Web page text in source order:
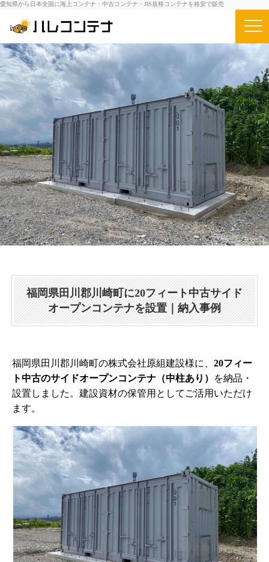
愛知県から日本全国に海上コンテナ・中古コンテナ・JIS規格コンテナを格安で販売
福岡県田川郡川崎町に20フィート中古サイド
オープンコンテナを設置｜納入事例
福岡県田川郡川崎町の株式会社原組建設様に、 20フィー
ト中古のサイドオープンコンテナ（中柱あり）
を納品・
設置しました。建設資材の保管用としてご活用いただけ
ます。